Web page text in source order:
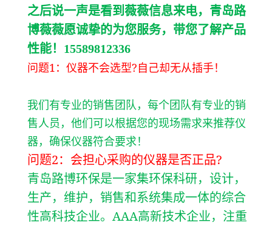
之后说一声是看到薇薇信息来电，青岛路
博薇薇愿诚挚的为您服务，带您了解产品
性能！15589812336
问题1 ：仪器不会选型? 自己却无从插手！
我们有专业的销售团队，每个团队有专业的销
售人员，他们可以根据您的现场需求来推荐仪
器，确保仪器符合要求！
问题2：会担心采购的仪器是否正品?
青岛路博环保是一家集环保科研，设计，
生产，维护，销售和系统集成一体的综合
性高科技企业。 AAA高新技术企业，注重